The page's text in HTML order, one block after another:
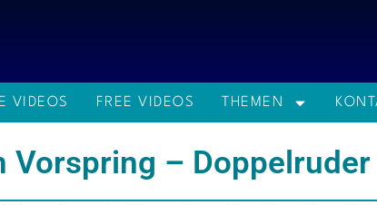
VIDEOS FREE VIDEOS THEMEN
Vorspring –